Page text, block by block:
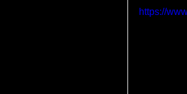
https://